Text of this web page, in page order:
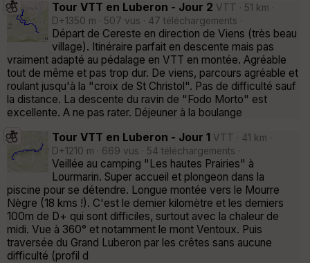
Tour VTT en Luberon - Jour 2 VTT · 51 km ·
D+1350 m · 507 vus · 47 téléchargements ·
Départ de Cereste en direction de Viens (très beau
village). Itinéraire parfait en descente mais pas
vraiment adapté au pédalage en VTT en montée. Agréable
tout de même et pas trop dur. De viens, parcours agréable et
roulant jusqu'à la "croix de St Christol". Pas de difficulté sauf
la distance. La descente du ravin de "Fodo Morto" est
excellente. A ne pas rater. Déjeuner à la boulange
Tour VTT en Luberon - Jour 1 VTT · 41 km ·
D+1210 m · 669 vus · 54 téléchargements ·
Veillée au camping "Les hautes Prairies" à
Lourmarin. Super accueil et plongeon dans la
piscine pour se détendre. Longue montée vers le Mourre
Nègre (18 kms !). C'est le dernier kilomètre et les derniers
100m de D+ qui sont difficiles, surtout avec la chaleur de
midi. Vue à 360° et notamment le mont Ventoux. Puis
traversée du Grand Luberon par les crêtes sans aucune
difficulté (profil d